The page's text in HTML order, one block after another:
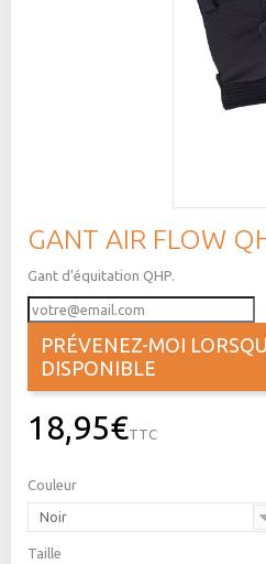
GANT AIR FLOW
Gant d'équitation QHP.
PRÉVENEZ-MOI
DISPONIBLE
18,95€TTC
Couleur
Noir
Taille